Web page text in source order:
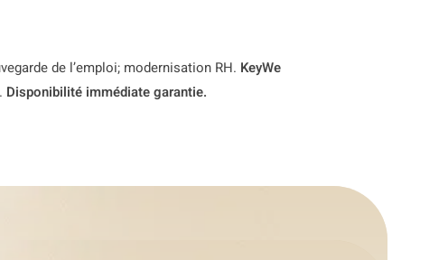
de l’emploi; modernisation RH. KeyWe
Disponibilité immédiate garantie.